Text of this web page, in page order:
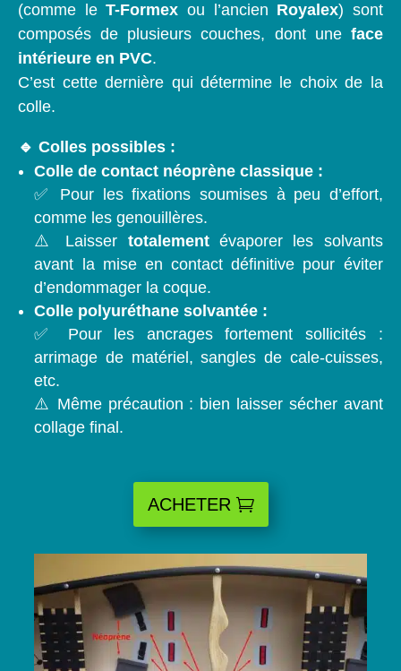
(comme leT-Formex ou l’ancien Royalex) sont
composés de plusieurs couches, dont une face
intérieure en PVC.
C’est cette dernière qui détermine le choix de la
colle.
🔹 Colles possibles :
Colle de contact néoprène classique :
✅ Pour les fixations soumises à peu d’effort,
comme les genouillères.
⚠️ Laisser totalementévaporer les solvants
avant la mise en contact définitive pour éviter
d’endommager la coque.
Colle polyuréthane solvantée :
✅ Pour les ancrages fortement sollicités :
arrimage de matériel, sangles de cale-cuisses,
etc.
⚠️ Même précaution : bien laisser sécher avant
collage final.
ACHETER